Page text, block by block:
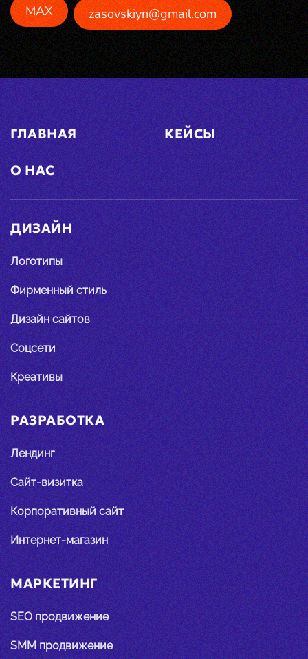
MAX zasovskiyn@gmail.com
ГЛАВНАЯ КЕЙСЫ
О НАС
ДИЗАЙН
Логотипы
Фирменный стиль
Дизайн сайтов
Соцсети
Креативы
РАЗРАБОТКА
Лендинг
Сайт-визитка
Корпоративный сайт
Интернет-магазин
МАРКЕТИНГ
SEO продвижение
SMM продвижение